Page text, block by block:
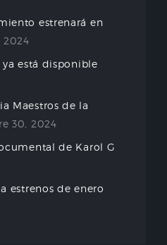
estrenará en
ya está disponible
Maestros de la
30, 2024
de Karol G
estrenos de enero